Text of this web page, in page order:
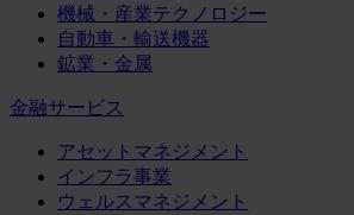
機械・産業テクノロジー
自動車・輸送機器
鉱業・金属
金融サービス
アセットマネジメント
インフラ事業
ウェルスマネジメント